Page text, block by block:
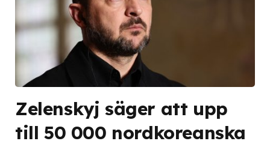
Zelenskyj säger att upp
till 50 000 nordkoreanska